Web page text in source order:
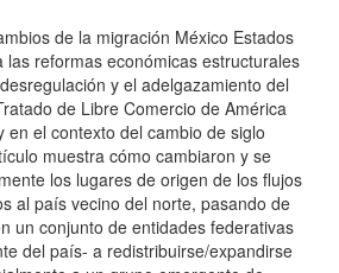
de la migración México Estados
las reformas económicas estructurales
y el adelgazamiento del
de Libre Comercio de América
el contexto del cambio de siglo
muestra cómo cambiaron y se
los lugares de origen de los flujos
al país vecino del norte, pasando de
un conjunto de entidades federativas
del país- a redistribuirse/expandirse